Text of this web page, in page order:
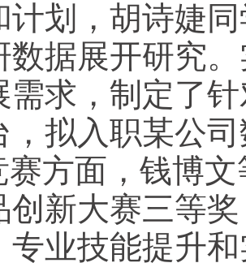
计划，胡诗婕
数据展开研究
需求，制定了
，拟入职某公
赛方面，钱博
创新大赛三等
专业技能提升